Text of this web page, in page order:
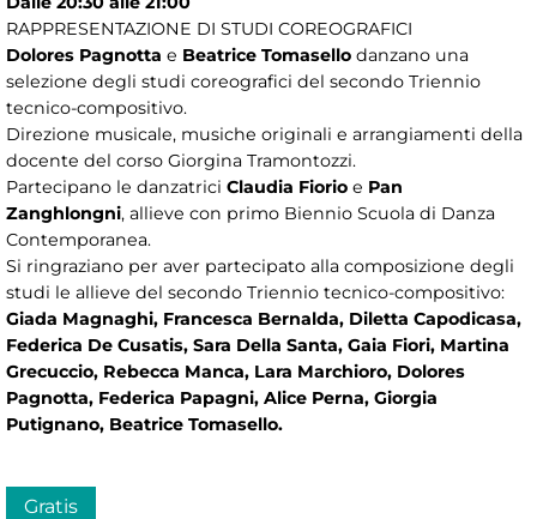
RAPPRESENTAZIONE DI STUDI COREOGRAFICI
Dolores Pagnotta e Beatrice Tomasello danzano una
selezione degli studi coreografici del secondo Triennio
tecnico-compositivo.
Direzione musicale, musiche originali e arrangiamenti della
docente del corso Giorgina Tramontozzi.
Partecipano le danzatrici Claudia Fiorio e Pan
Zanghlongni, allieve con primo Biennio Scuola di Danza
Contemporanea.
Si ringraziano per aver partecipato alla composizione degli
studi le allieve del secondo Triennio tecnico-compositivo:
Giada Magnaghi, Francesca Bernalda, Diletta Capodicasa,
Federica De Cusatis, Sara Della Santa, Gaia Fiori, Martina
Grecuccio, Rebecca Manca, Lara Marchioro, Dolores
Pagnotta, Federica Papagni, Alice Perna, Giorgia
Putignano, Beatrice Tomasello.
Gratis